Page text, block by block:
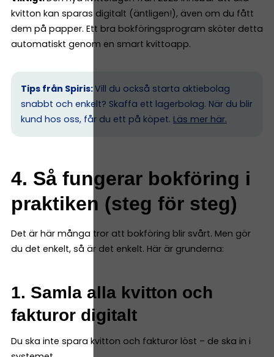
kvitton kan sparas digitalt (äntligen!), även om du fått
dem på papper. Ett bra bokföringsprogram sköter detta
automatiskt genom en smart kvittoapp.
Tips från Spiris:Vill du också starta aktiebolag
snabbt och enkelt? Skaffa ett lagerbolag. När du blir
kund hos oss, får du ett på köpet. Läs mer här.
4. Så fungerar bokföring i
praktiken (steg för steg)
Det är här många tror att bokföring blir svårt. Men gör
du det enkelt, så är det enkelt. Här är grunderna:
1. Samla alla kvitton och
fakturor digitalt
Du ska inte spara kvitton och fakturor löst – de ska in i